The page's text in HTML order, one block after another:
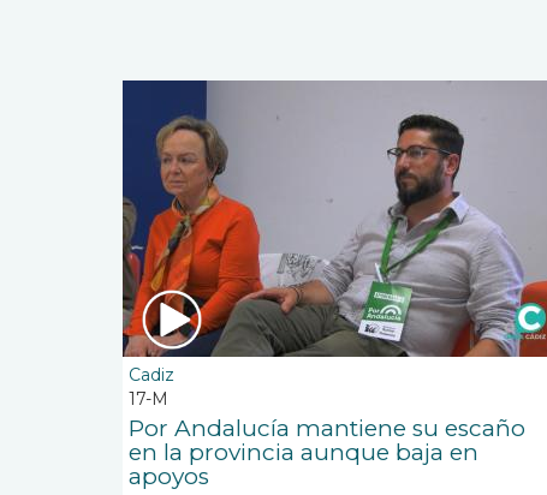
Cadiz
17-M
Por Andalucía mantiene su escaño
en la provincia aunque baja en
apoyos